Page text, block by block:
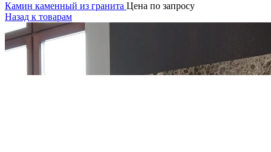
Камин каменный из гранита Цена по запросу
Назад к товарам